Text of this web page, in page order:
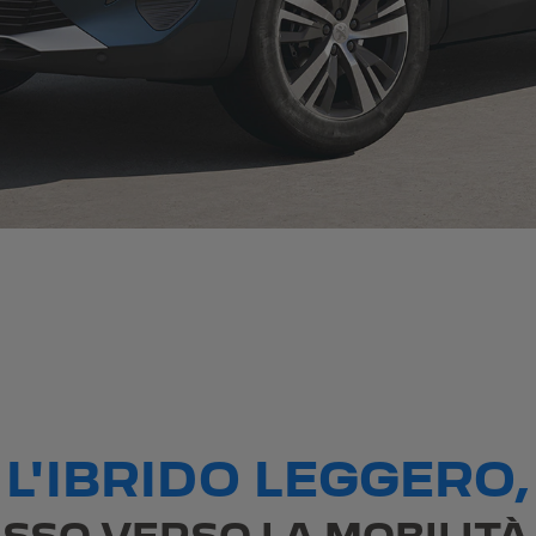
L'IBRIDO LEGGERO,